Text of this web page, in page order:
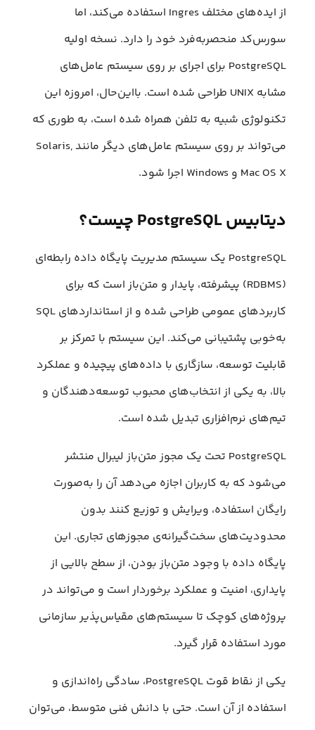
از ایده‌های مختلف Ingres استفاده می‌کند، اما
سورس‌کد منحصر‌به‌فرد خود را دارد. نسخه اولیه
PostgreSQL برای اجرای بر روی سیستم عامل‌های
مشابه UNIX طراحی شده است. با‌این‌حال، امروزه این
تکنولوژی شبیه به تلفن همراه شده است، به طوری که
می‌تواند بر روی سیستم عامل‌های دیگر مانند Solaris,
Mac OS X و Windows اجرا شود.
دیتابیس PostgreSQL چیست؟
PostgreSQL یک سیستم مدیریت پایگاه داده رابطه‌ای
(RDBMS) پیشرفته، پایدار و متن‌باز است که برای
کاربردهای عمومی طراحی شده و از استانداردهای SQL
به‌خوبی پشتیبانی می‌کند. این سیستم با تمرکز بر
قابلیت توسعه، سازگاری با داده‌های پیچیده و عملکرد
بالا، به یکی از انتخاب‌های محبوب توسعه‌دهندگان و
تیم‌های نرم‌افزاری تبدیل شده است.
PostgreSQL تحت یک مجوز متن‌باز لیبرال منتشر
می‌شود که به کاربران اجازه می‌دهد آن را به‌صورت
رایگان استفاده، ویرایش و توزیع کنند بدون
محدودیت‌های سخت‌گیرانه‌ی مجوزهای تجاری. این
پایگاه داده با وجود متن‌باز بودن، از سطح بالایی از
پایداری، امنیت و عملکرد برخوردار است و می‌تواند در
پروژه‌های کوچک تا سیستم‌های مقیاس‌پذیر سازمانی
مورد استفاده قرار گیرد.
یکی از نقاط قوت PostgreSQL، سادگی راه‌اندازی و
استفاده از آن است. حتی با دانش فنی متوسط، می‌توان